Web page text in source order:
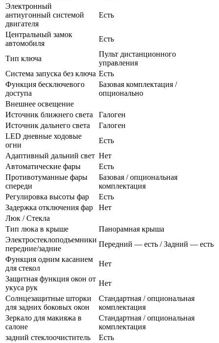
Электронный
антиугонный системой
двигателя
Есть
Центральный замок
автомобиля
Есть
Тип ключа
Пульт дистанционного
управления
Система запуска без ключа Есть
Функция бесключевого
доступа
Базовая комплектация /
опционально
Внешнее освещение
Источник ближнего света
Галоген
Источник дальнего света
Галоген
LED дневные ходовые
огни
Есть
Адаптивный дальний свет Нет
Автоматические фары
Есть
Противотуманные фары
спереди
Базовая / опциональная
комплектация
Регулировка высоты фар
Есть
Задержка отключения фар
Нет
Люк / Стекла
Тип люка в крыше
Панорамная крыша
Электростеклоподъемники
передние/задние
Передний — есть / Задний — есть
Функция одним касанием
для стекол
Нет
Защитная функция окон от
укуса рук
Нет
Солнцезащитные шторки
для задних боковых окон
Стандартная / опциональная
комплектация
Зеркало для макияжа в
салоне
Стандартная / опциональная
комплектация
задний стеклоочиститель
Есть